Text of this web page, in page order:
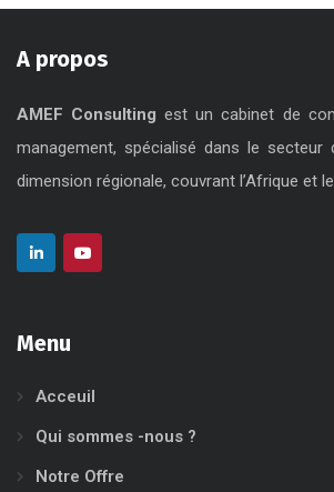
A propos
AMEF Consulting est un cabinet de
management, spécialisé dans le secteur
dimension régionale, couvrant l’Afrique et
Menu
Acceuil
Qui sommes -nous ?
Notre Offre